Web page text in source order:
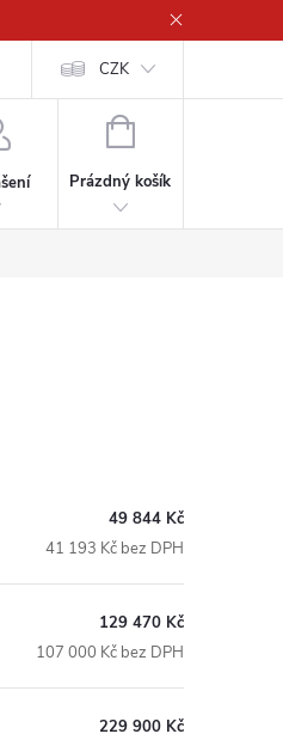
CZK
NÁKUPNÍ
Prázdný košík
49 844 Kč
41 193 Kč bez DPH
129 470 Kč
107 000 Kč bez DPH
229 900 Kč